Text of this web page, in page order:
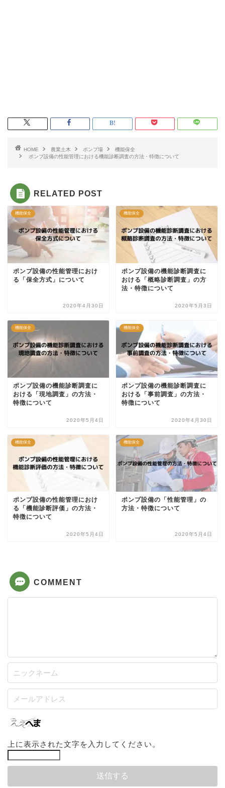
HOME 農業土木 ポンプ場
機能保全
ポンプ設備の性能管理における機能診断調査の方法・特徴について
RELATED POST
機能保全
ポンプ設備の性能管理におけ
る「保全方式」について
2020年4月30日
機能保全
ポンプ設備の機能診断調査に
おける「概略診断調査」の方
法・特徴について
2020年5月3日
機能保全
ポンプ設備の機能診断調査に
おける「現地調査」の方法・
特徴について
2020年5月4日
機能保全
ポンプ設備の機能診断調査に
おける「事前調査」の方法・
特徴について
2020年4月30日
機能保全
ポンプ設備の性能管理におけ
る「機能診断評価」の方法・
特徴について
2020年5月4日
機能保全
ポンプ設備の「性能管理」の
方法・特徴について
2020年5月4日
COMMENT
上に表示された文字を入力してください。